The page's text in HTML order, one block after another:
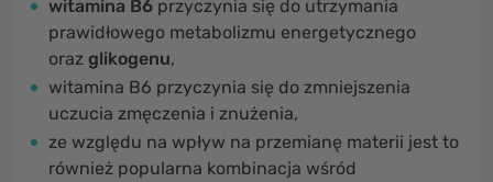
witamina B6 przyczynia się do utrzymania
prawidłowego metabolizmu energetycznego
oraz glikogenu,
witamina B6 przyczynia się do zmniejszenia
uczucia zmęczenia i znużenia,
ze względu na wpływ na przemianę materii jest to
również popularna kombinacja wśród